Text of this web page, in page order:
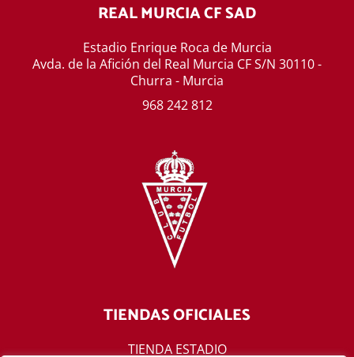
REAL MURCIA CF SAD
Estadio Enrique Roca de Murcia
Avda. de la Afición del Real Murcia CF S/N 30110 -
Churra - Murcia
968 242 812
TIENDAS OFICIALES
TIENDA ESTADIO